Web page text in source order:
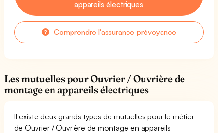
appareils électriques
Comprendre l'assurance prévoyance
Les mutuelles pour Ouvrier / Ouvrière de
montage en appareils électriques
Il existe deux grands types de mutuelles pour le métier
de Ouvrier / Ouvrière de montage en appareils